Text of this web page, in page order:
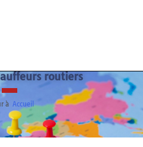
routiers
à Accueil